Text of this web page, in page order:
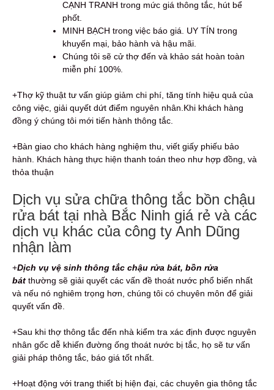
CẠNH TRANH trong mức giá thông tắc, hút bể
phốt.
MINH BẠCH trong việc báo giá. UY TÍN trong
khuyến mại, bảo hành và hậu mãi.
Chúng tôi sẽ cử thợ đến và khảo sát hoàn toàn
miễn phí 100%.
+Thợ kỹ thuật tư vấn giúp giảm chi phí, tăng tính hiệu quả của
công việc, giải quyết dứt điểm nguyên nhân.Khi khách hàng
đồng ý chúng tôi mới tiến hành thông tắc.
+Bàn giao cho khách hàng nghiệm thu, viết giấy phiếu bảo
hành. Khách hàng thực hiện thanh toán theo như hợp đồng, và
thỏa thuận
Dịch vụ sửa chữa thông tắc bồn chậu
rửa bát tại nhà Bắc Ninh giá rẻ và các
dịch vụ khác của công ty Anh Dũng
nhận làm
+Dịch vụ vệ sinh thông tắc chậu rửa bát, bồn rửa
bát thường sẽ giải quyết các vấn đề thoát nước phổ biến nhất
và nếu nó nghiêm trọng hơn, chúng tôi có chuyên môn để giải
quyết vấn đề.
+Sau khi thợ thông tắc đến nhà kiểm tra xác định được nguyên
nhân gốc dễ khiến đường ống thoát nước bị tắc, họ sẽ tư vấn
giải pháp thông tắc, báo giá tốt nhất.
+Hoạt động với trang thiết bị hiện đại, các chuyên gia thông tắc